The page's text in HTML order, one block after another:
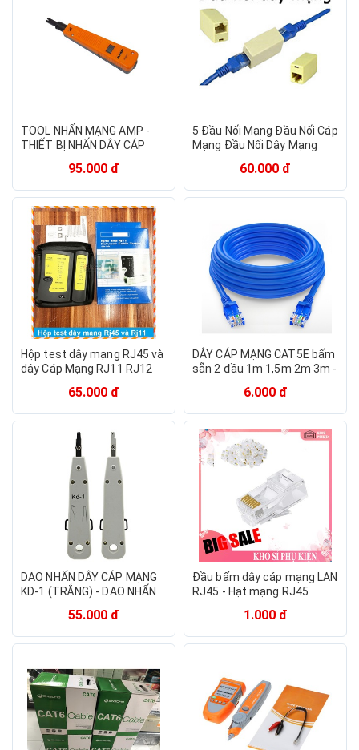
TOOL NHẤN MẠNG AMP -
THIẾT BỊ NHẤN DÂY CÁP
95.000 đ
5 Đầu Nối Mạng Đầu Nối Cáp
Mạng Đầu Nối Dây Mạng
Chuẩn Hàng Nhập Khẩu
60.000 đ
Hộp test dây mạng RJ45 và
dây Cáp Mạng RJ11 RJ12
Thoại Thử Đường Dây
65.000 đ
DÂY CÁP MẠNG CAT5E bấm
sẵn 2 đầu 1m 1,5m 2m 3m -
6.000 đ
DAO NHẤN DÂY CÁP MẠNG
KD-1 (TRẮNG) - DAO NHẤN
55.000 đ
Đầu bấm dây cáp mạng LAN
RJ45 - Hạt mạng RJ45
1.000 đ